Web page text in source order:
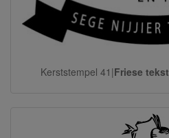
Kerststempel 41|Friese tekst